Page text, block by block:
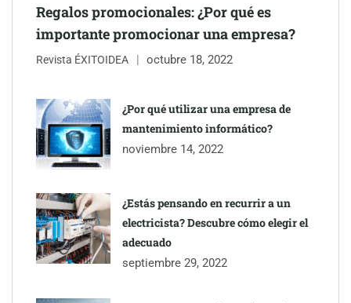
Regalos promocionales: ¿Por qué es
importante promocionar una empresa?
Revista ÉXITOIDEA octubre 18, 2022
¿Por qué utilizar una empresa de
mantenimiento informático?
noviembre 14, 2022
¿Estás pensando en recurrir a un
electricista? Descubre cómo elegir el
adecuado
septiembre 29, 2022